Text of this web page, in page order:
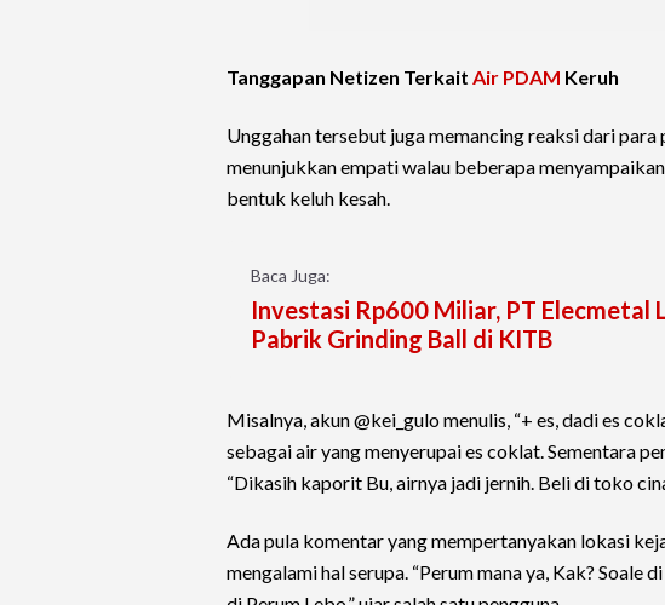
Tanggapan Netizen Terkait Air PDAM Keruh
Unggahan tersebut juga memancing reaksi dari
menunjukkan empati walau beberapa
bentuk keluh kesah.
Baca Juga:
Investasi Rp600 Miliar, PT Elecmetal
Pabrik Grinding Ball di KITB
Misalnya, akun @kei_gulo menulis, “+ es, dadi es
sebagai air yang menyerupai es coklat. Sementara
“Dikasih kaporit Bu, airnya jadi jernih. Beli di toko
Ada pula komentar yang mempertanyakan lokasi
mengalami hal serupa. “Perum mana ya, Kak? Soale